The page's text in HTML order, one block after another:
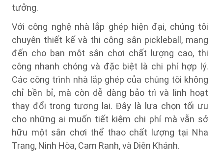
tưởng.
Với công nghệ nhà lắp ghép hiện đại, chúng tôi
chuyên thiết kế và thi công sân pickleball, mang
đến cho bạn một sân chơi chất lượng cao, thi
công nhanh chóng và đặc biệt là chi phí hợp lý.
Các công trình nhà lắp ghép của chúng tôi không
chỉ bền bỉ, mà còn dễ dàng bảo trì và linh hoạt
thay đổi trong tương lai. Đây là lựa chọn tối ưu
cho những ai muốn tiết kiệm chi phí mà vẫn sở
hữu một sân chơi thể thao chất lượng tại Nha
Trang, Ninh Hòa, Cam Ranh, và Diên Khánh.